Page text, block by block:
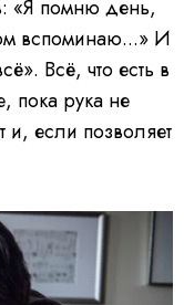
«Я помню день,
вспоминаю...» И
Всё, что есть в
пока рука не
и, если позволяет